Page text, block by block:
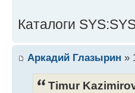
Каталоги
Аркадий Глазырин »
Timur